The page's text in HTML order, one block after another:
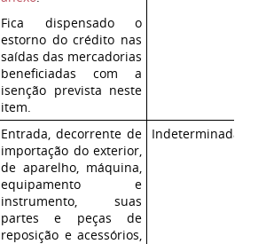
Fica dispensado o
estorno do crédito nas
saídas das mercadorias
beneficiadas com a
isenção prevista neste
item.
Entrada, decorrente de
importação do exterior,
de aparelho, máquina,
equipamento e
instrumento, suas
partes e peças de
reposição e acessórios,
Indeterminada